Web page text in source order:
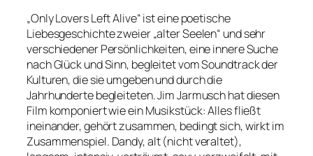
„Only Lovers Left Alive“ ist eine poetische
Liebesgeschichte zweier „alter Seelen“ und sehr
verschiedener Persönlichkeiten, eine innere Suche
nach Glück und Sinn, begleitet vom Soundtrack der
Kulturen, die sie umgeben und durch die
Jahrhunderte begleiteten. Jim Jarmusch hat diesen
Film komponiert wie ein Musikstück: Alles fließt
ineinander, gehört zusammen, bedingt sich, wirkt im
Zusammenspiel. Dandy, alt (nicht veraltet),